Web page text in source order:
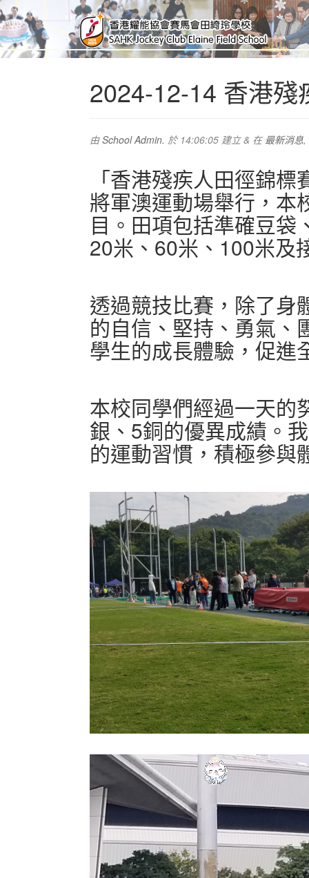
2024-12-14 香港
由School Admin. 於 14:06:05 建立& 在最新消息,
「香港殘疾人田徑錦
將軍澳運動場舉行，本
目。田項包括準確豆袋
20米、60米、100米及
透過競技比賽，除了身
的自信、堅持、勇氣、
學生的成長體驗，促進
本校同學們經過一天的
銀、5銅的優異成績。
的運動習慣，積極參與